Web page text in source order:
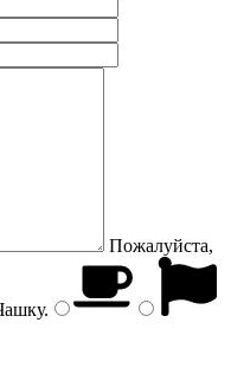
Пожалуйста,
.